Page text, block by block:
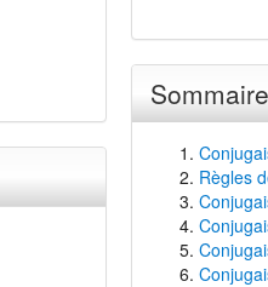
Sommaire
Règles